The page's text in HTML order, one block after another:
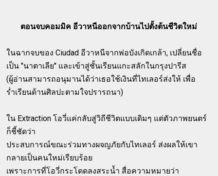
ตอนจบคอมมิค อีวาหนีออกจากบ้านไปตั้งต้นชีวิตใหม่
ในฉากจบของ Ciudad อีวาหนีจากพ่อบังเกิดเกล้า, เปลี่ยนชื่อ
เป็น "นาตาเลีย" และเข้าสู่ชั้นเรียนแกะสลักในกรุงปารีส
(ผู้อ่านสามารถอนุมานได้ว่าเธอใช้เงินที่ไทเลอร์ส่งให้ เพื่อ
ร่ำเรียนด้านศิลปะตามใจปรารถนา)
ใน Extraction โอวี่แค่กลับสู่วิถีชีวิตแบบเดิมๆ แต่ตัวภาพยนตร์
ก็ชี้ชัดว่า
ประสบการณ์ขณะร่วมทางผจญภัยกับไทเลอร์ ส่งผลให้เขา
กลายเป็นคนใหม่เรียบร้อย
เพราะการที่โอวี่กระโดดลงสระน้ำ สื่อความหมายว่า